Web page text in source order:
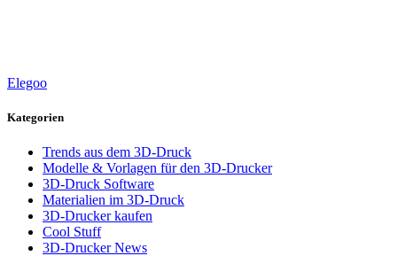
Elegoo
Kategorien
Trends aus dem 3D-Druck
Modelle & Vorlagen für den 3D-Drucker
3D-Druck Software
Materialien im 3D-Druck
3D-Drucker kaufen
Cool Stuff
3D-Drucker News